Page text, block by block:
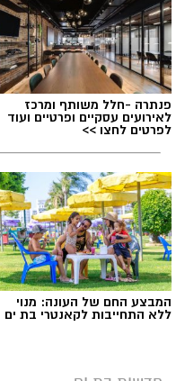
פנתרה -חלל משותף ומרכז
לאירועים עסקיים ופרטיים ועוד
לפרטים לחצו >>
המבצע החם של העונה: מנוי
ללא התחייבות לקאנטרי בת ים